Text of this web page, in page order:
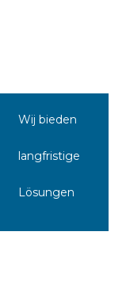
Wij bieden
langfristige
Lösungen